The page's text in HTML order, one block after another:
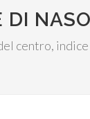
DI NASO
centro,